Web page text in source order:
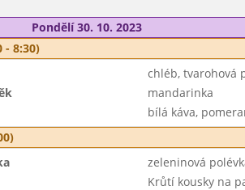
Pondělí 30. 10. 2023
- 8:30)
chléb, tvarohová
mandarinka
bílá káva,
zeleninová
Krůtí kousky na